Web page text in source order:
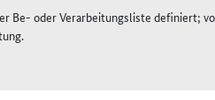
Be- oder Verarbeitungsliste definiert;